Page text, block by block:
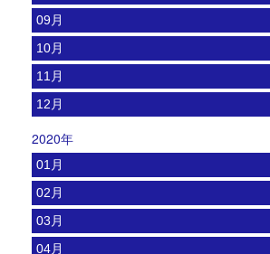
09月
10月
11月
12月
2020年
01月
02月
03月
04月